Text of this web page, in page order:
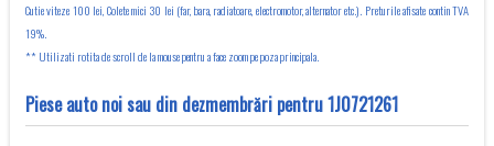
Cutie viteze 100 lei, Colete mici 30 lei (far, bara, radiatoare, electromotor, alternator etc.). Preturile afisate contin TVA
19%.
** Utilizati rotita de scroll de la mouse pentru a face zoom pe poza principala.
Piese auto noi sau din dezmembrări pentru 1J0721261